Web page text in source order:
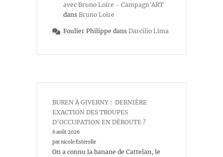
avec Bruno Loire - Campagn'ART
dans Bruno Loire
Foulier Philippe dans Darcilio Lima
BUREN À GIVERNY : DERNIÈRE
EXACTION DES TROUPES
D’OCCUPATION EN DÉROUTE ?
6 août 2026
par nicole Esterolle
On a connu la banane de Cattelan, le